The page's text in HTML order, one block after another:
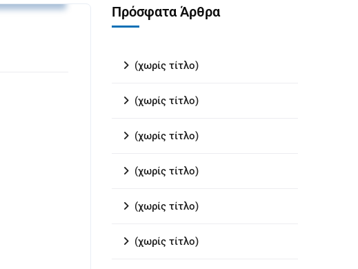
Πρόσφατα Άρθρα
(χωρίς τίτλο)
(χωρίς τίτλο)
(χωρίς τίτλο)
(χωρίς τίτλο)
(χωρίς τίτλο)
(χωρίς τίτλο)